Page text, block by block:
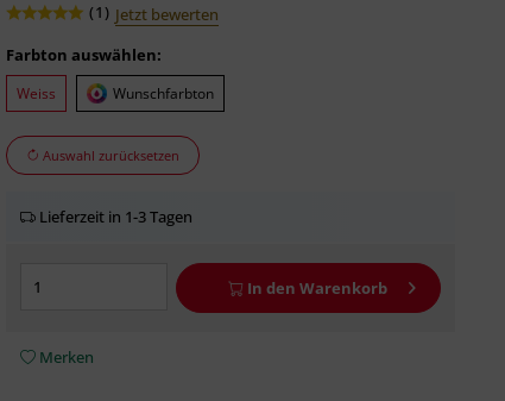
(1) Jetzt bewerten
Farbton auswählen:
Weiss Wunschfarbton
Auswahl zurücksetzen
Lieferzeit in 1-3 Tagen
In den Warenkorb
Merken